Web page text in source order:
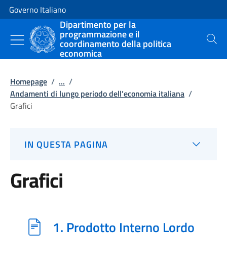
Vai al contenuto
Vai alla navigazione del sito
Governo Italiano
Dipartimento per la
programmazione e il
coordinamento della politica
economica
Cerca
Homepage / ... /
Andamenti di lungo periodo dell’economia italiana /
Grafici
IN QUESTA PAGINA
Grafici
1. Prodotto Interno Lordo